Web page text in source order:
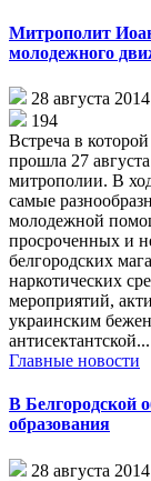
Митрополит
молодежного
28 августа 2014
194
Встреча в
прошла 27
митрополии. В
самые
молодежной
просроченных и
белгородских
наркотических
мероприятий,
украинским
антисектантской...
Главные новости
В Белгородской
образования
28 августа 2014